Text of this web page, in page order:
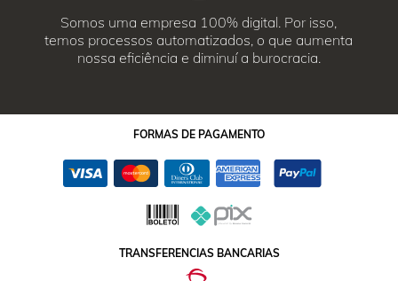
Somos uma empresa 100% digital. Por isso,
temos processos automatizados, o que aumenta
nossa eficiência e diminuí a burocracia.
FORMAS DE PAGAMENTO
TRANSFERENCIAS BANCARIAS